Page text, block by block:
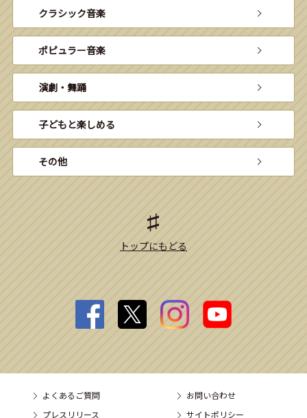
クラシック音楽
ポピュラー音楽
演劇・舞踊
子どもと楽しめる
その他
トップにもどる
よくあるご質問
お問い合わせ
プレスリリース
サイトポリシー